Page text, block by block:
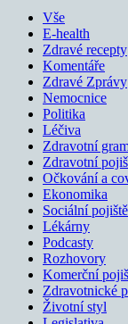
Vše
E-health
Zdravé recepty
Komentáře
Zdravé Zprávy
Nemocnice
Politika
Léčiva
Zdravotní
Zdravotní
Očkování a
Ekonomika
Sociální
Lékárny
Podcasty
Rozhovory
Komerční
Zdravotnické
Životní styl